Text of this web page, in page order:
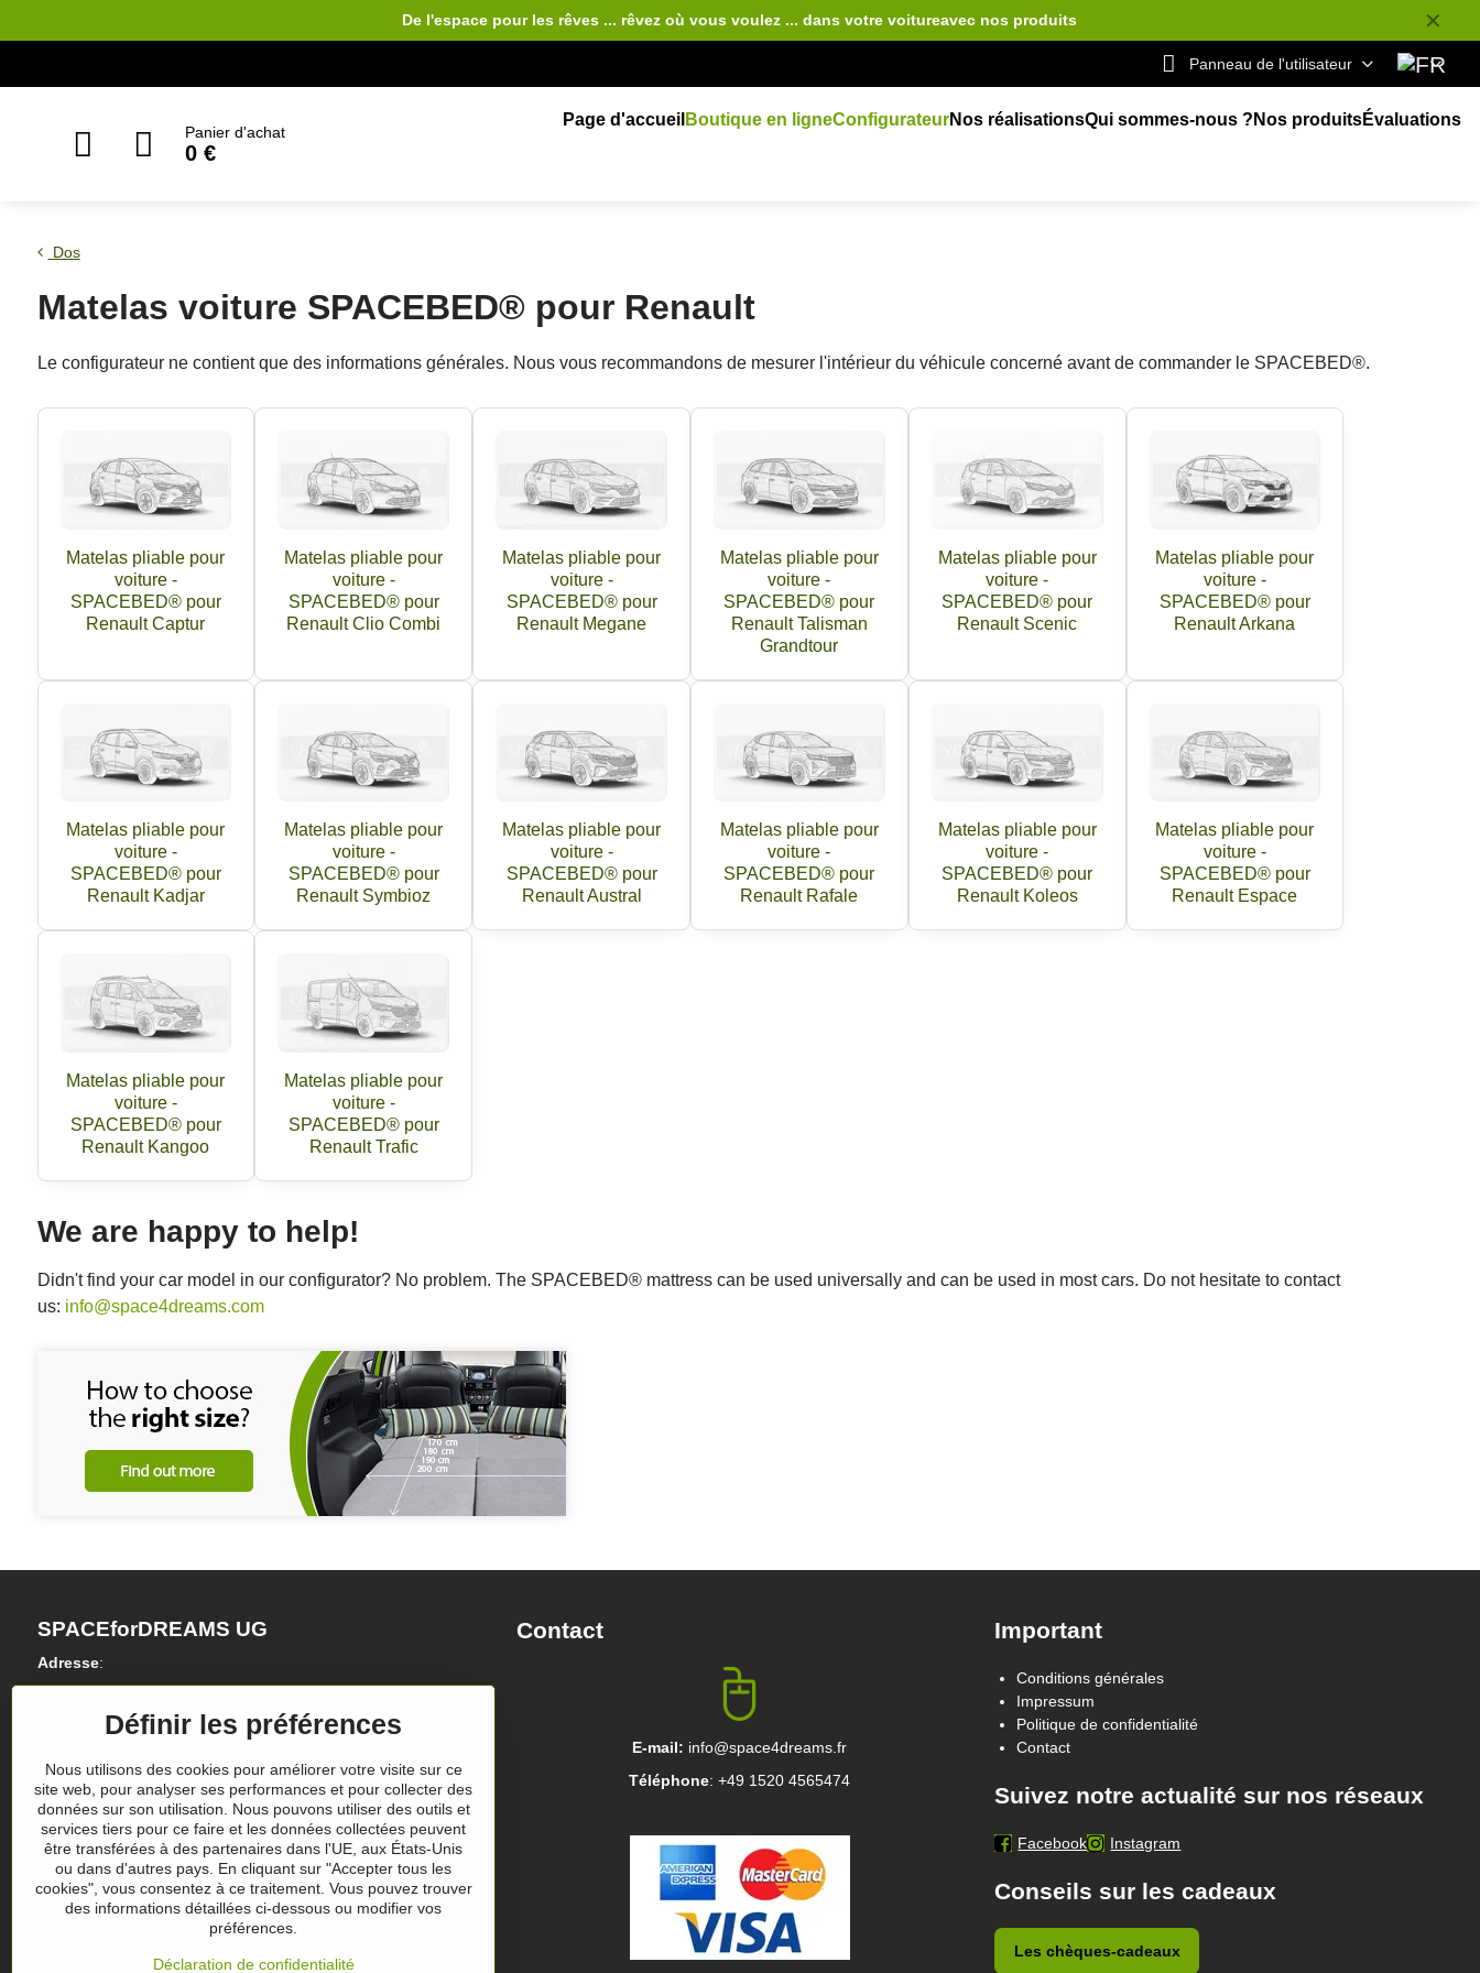
✕
De l'espace pour les rêves ... rêvez où vous voulez ... dans votre voitureavec nos produits
Panneau de l'utilisateur
Panier d'achat
0 €
Page d'accueil Boutique en ligneConfigurateurNos réalisationsQui sommes-nous ? Nos produitsÉvaluations
Dos
Matelas voiture SPACEBED® pour Renault
Le configurateur ne contient que des informations générales. Nous vous recommandons de mesurer l'intérieur du véhicule concerné avant de commander le SPACEBED®.
Matelas pliable pour
voiture -
SPACEBED® pour
Renault Captur
Matelas pliable pour
voiture -
SPACEBED® pour
Renault Clio Combi
Matelas pliable pour
voiture -
SPACEBED® pour
Renault Megane
Matelas pliable pour
voiture -
SPACEBED® pour
Renault Talisman
Grandtour
Matelas pliable pour
voiture -
SPACEBED® pour
Renault Scenic
Matelas pliable pour
voiture -
SPACEBED® pour
Renault Arkana
Matelas pliable pour
voiture -
SPACEBED® pour
Renault Kadjar
Matelas pliable pour
voiture -
SPACEBED® pour
Renault Symbioz
Matelas pliable pour
voiture -
SPACEBED® pour
Renault Austral
Matelas pliable pour
voiture -
SPACEBED® pour
Renault Rafale
Matelas pliable pour
voiture -
SPACEBED® pour
Renault Koleos
Matelas pliable pour
voiture -
SPACEBED® pour
Renault Espace
Matelas pliable pour
voiture -
SPACEBED® pour
Renault Kangoo
Matelas pliable pour
voiture -
SPACEBED® pour
Renault Trafic
We are happy to help!
Didn't find your car model in our configurator? No problem. The SPACEBED® mattress can be used universally and can be used in most cars. Do not hesitate to contact
us: info@space4dreams.com
SPACEforDREAMS UG
Adresse:
01307 Dresden
Allemagne
Numéro d'identification de l'entreprise: HRB 36986
N° de TVA.: DE305357390
Contact
E-mail: info@space4dreams.fr
Téléphone: +49 1520 4565474
Important
Conditions générales
Impressum
Politique de confidentialité
Contact
Suivez notre actualité sur nos réseaux
Facebook Instagram
Conseils sur les cadeaux
Les chèques-cadeaux
Définir les préférences
Nous utilisons des cookies pour améliorer votre visite sur ce
site web, pour analyser ses performances et pour collecter des
données sur son utilisation. Nous pouvons utiliser des outils et
services tiers pour ce faire et les données collectées peuvent
être transférées à des partenaires dans l'UE, aux États-Unis
ou dans d'autres pays. En cliquant sur "Accepter tous les
cookies", vous consentez à ce traitement. Vous pouvez trouver
des informations détaillées ci-dessous ou modifier vos
préférences.
Déclaration de confidentialité